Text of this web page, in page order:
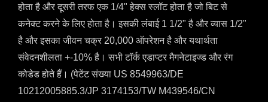
होता है और दूसरी तरफ एक 1/4" हेक्स स्लॉट होता है जो बिट से
कनेक्ट करने के लिए होता है। इसकी लंबाई 1 1/2" है और व्यास 1/2"
है और इसका जीवन चक्र 20,000 ऑपरेशन है और यथार्थता
संवेदनशीलता +-10% है। सभी टॉर्क एडाप्टर मैगनेटाइज्ड और रंग
कोडेड होते हैं। (पेटेंट संख्या US 8549963/DE
10212005885.3/JP 3174153/TW M439546/CN